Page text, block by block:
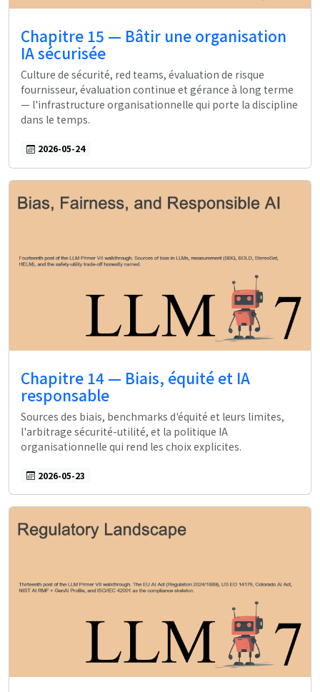
Chapitre 15 — Bâtir une organisation
IA sécurisée
Culture de sécurité, red teams, évaluation de risque
fournisseur, évaluation continue et gérance à long terme
— l'infrastructure organisationnelle qui porte la discipline
dans le temps.
2026-05-24
Chapitre 14 — Biais, équité et IA
responsable
Sources des biais, benchmarks d'équité et leurs limites,
l'arbitrage sécurité-utilité, et la politique IA
organisationnelle qui rend les choix explicites.
2026-05-23